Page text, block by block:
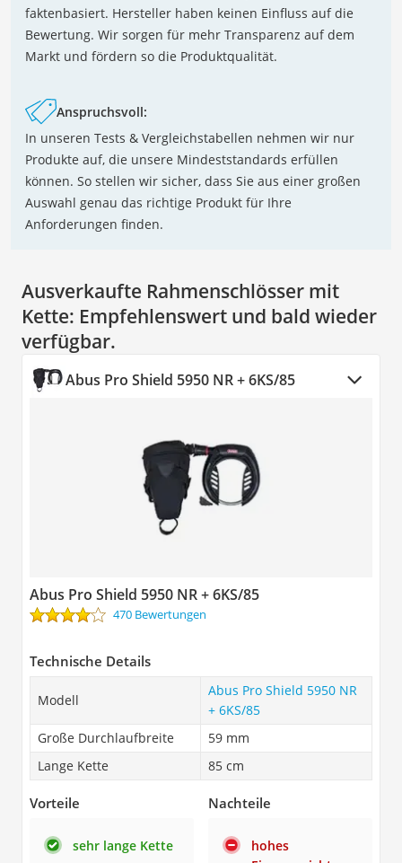
faktenbasiert. Hersteller haben keinen Einfluss auf die
Bewertung. Wir sorgen für mehr Transparenz auf dem
Markt und fördern so die Produktqualität.
Anspruchsvoll:
In unseren Tests & Vergleichstabellen nehmen wir nur
Produkte auf, die unsere Mindeststandards erfüllen
können. So stellen wir sicher, dass Sie aus einer großen
Auswahl genau das richtige Produkt für Ihre
Anforderungen finden.
Ausverkaufte Rahmenschlösser mit
Kette: Empfehlenswert und bald wieder
verfügbar.
Abus Pro Shield 5950 NR + 6KS/85
Abus Pro Shield 5950 NR + 6KS/85
470 Bewertungen
Technische Details
Modell
Abus Pro Shield 5950 NR
+ 6KS/85
Große Durchlaufbreite
59 mm
Lange Kette
85 cm
Vorteile
sehr lange Kette
Nachteile
hohes